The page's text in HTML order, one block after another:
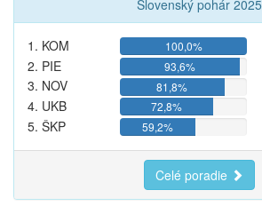
Slovenský pohár 2025
1. KOM 100,0%
2. PIE
93,6%
3. NOV
81,8%
4. UKB
72,8%
5. ŠKP
59,2%
Celé poradie